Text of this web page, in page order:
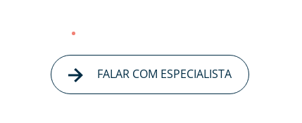
FALAR COM ESPECIALISTA